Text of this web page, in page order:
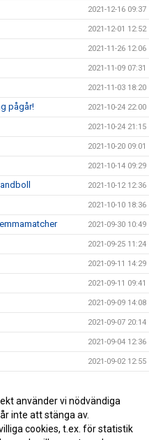
2021-12-16 09:37
2021-12-01 12:52
2021-11-26 12:06
2021-11-09 07:31
2021-11-03 18:20
pågår! 2021-10-24 22:00
2021-10-24 21:15
2021-10-20 09:01
2021-10-14 09:29
2021-10-12 12:36
2021-10-10 18:36
2021-09-30 10:49
2021-09-25 11:24
2021-09-11 14:29
2021-09-11 09:41
2021-09-09 14:08
2021-09-07 20:14
2021-09-04 12:36
2021-09-02 12:55
2021-05-03 10:20
2021-01-26 11:30
använder vi nödvändiga
inte att stänga av.
cookies, t.ex. för statistik